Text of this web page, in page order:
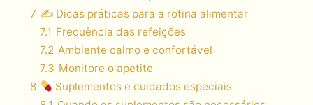
7 ✍️ Dicas práticas para a rotina alimentar
7.1 Frequência das refeições
7.2 Ambiente calmo e confortável
7.3 Monitore o apetite
8
Suplementos e cuidados especiais